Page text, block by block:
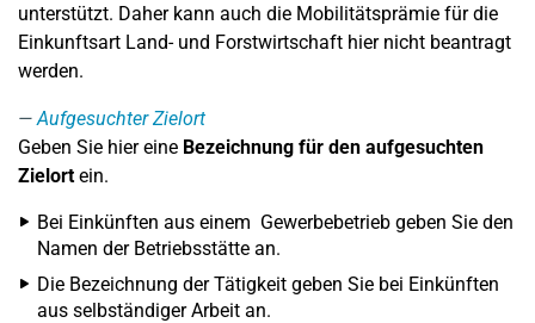
unterstützt. Daher kann auch die Mobilitätsprämie für die
Einkunftsart Land- und Forstwirtschaft hier nicht beantragt
werden.
Aufgesuchter Zielort
Geben Sie hier eine Bezeichnung für den aufgesuchten
Zielortein.
Bei Einkünften aus einem Gewerbebetrieb geben Sie den
Namen der Betriebsstätte an.
Die Bezeichnung der Tätigkeit geben Sie bei Einkünften
aus selbständiger Arbeit an.